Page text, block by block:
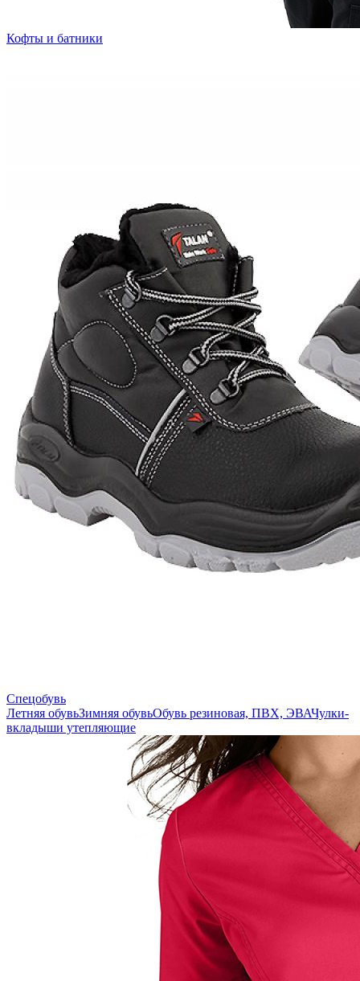
Кофты и батники
Спецобувь
Летняя обувьЗимняя обувьОбувь резиновая, ПВХ, ЭВАЧулки-
вкладыши утепляющие